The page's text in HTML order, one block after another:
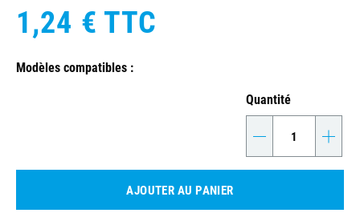
1,24 € TTC
Modèles compatibles :
Quantité
- +
AJOUTER AU PANIER